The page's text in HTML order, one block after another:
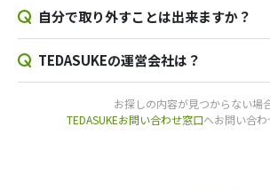
自分で取り外すことは出来ますか？
TEDASUKEの運営会社は？
お探しの内容が見つからない場
TEDASUKEお問い合わせ窓口へお問い合わ